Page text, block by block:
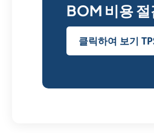
BOM 비용
클릭하여 보기